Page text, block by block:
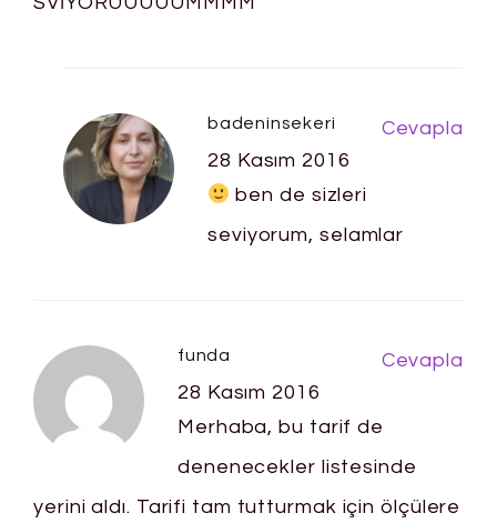
badeninsekeri
28 Kasım 2016
ben de sizleri
seviyorum, selamlar
Cevapla
funda
28 Kasım 2016
Merhaba, bu tarif de
denenecekler listesinde
yerini aldı. Tarifi tam tutturmak için ölçülere
Cevapla